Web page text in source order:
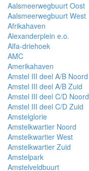
Aalsmeerwegbuurt Oost
Aalsmeerwegbuurt West
Afrikahaven
Alexanderplein e.o.
Alfa-driehoek
AMC
Amerikahaven
Amstel III deel A/B Noord
Amstel III deel A/B Zuid
Amstel III deel C/D Noord
Amstel III deel C/D Zuid
Amstelglorie
Amstelkwartier Noord
Amstelkwartier West
Amstelkwartier Zuid
Amstelpark
Amstelveldbuurt